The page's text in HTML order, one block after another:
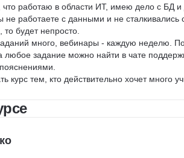
что работаю в области ИТ, имею дело с БД
не работаете с данными и не сталкивались
будет непросто.
много, вебинары - каждую неделю.
любое задание можно найти в чате
курс тем, кто действительно хочет много